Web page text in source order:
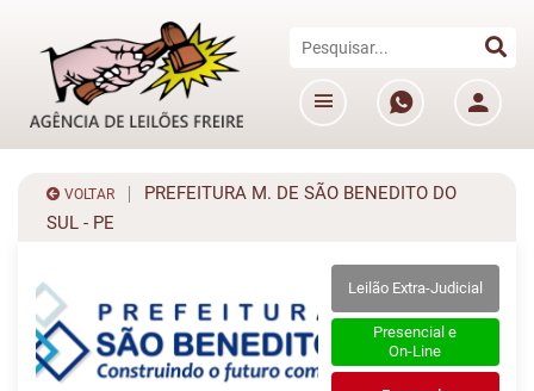
VOLTAR
PREFEITURA M. DE SÃO BENEDITO DO
SUL - PE
Leilão Extra-Judicial
Presencial e
On-Line